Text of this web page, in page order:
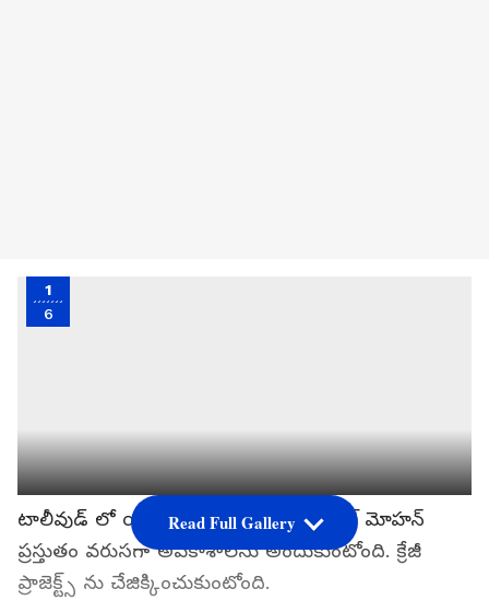
1
6
టాలీవుడ్ లో యంగ్ బ్యూటీ ప్రియాంక అరుళ్ మోహన్
ప్రస్తుతం వరుసగా అవకాశాలను అందుకుంటోంది. క్రేజీ
ప్రాజెక్ట్స్ ను చేజిక్కించుకుంటోంది.
Read Full Gallery